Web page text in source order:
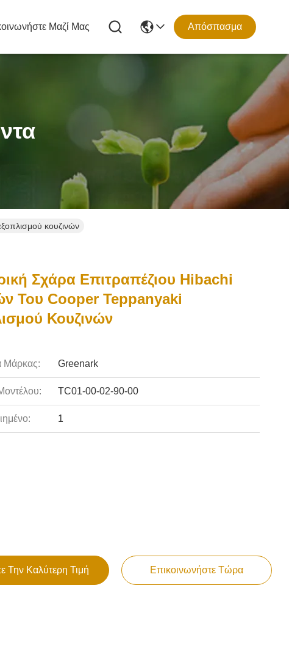
Μαζί Μας Απόσπασμα
κουζινών
Σχάρα Επιτραπέζιου Hibachi
Του Cooper Teppanyaki
Κουζινών
Μάρκας: Greenark
TC01-00-02-90-00
1
Την Καλύτερη Τιμή Επικοινωνήστε Τώρα